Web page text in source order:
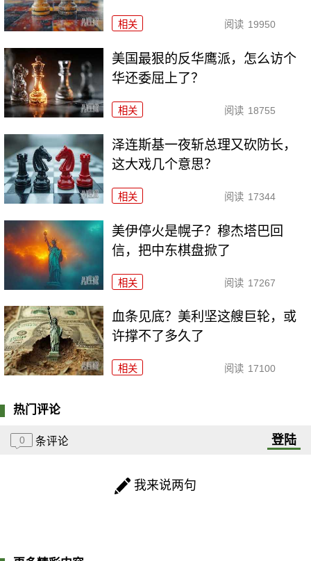
相关 阅读 19950
美国最狠的反华鹰派，怎么访个
华还委屈上了？
相关 阅读 18755
泽连斯基一夜斩总理又砍防长，
这大戏几个意思？
相关 阅读 17344
美伊停火是幌子？穆杰塔巴回
信，把中东棋盘掀了
相关 阅读 17267
血条见底？美利坚这艘巨轮，或
许撑不了多久了
相关 阅读 17100
热门评论
0 条评论 登陆
我来说两句